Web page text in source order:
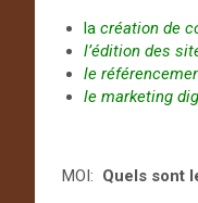
la création de
l’édition des
le
le marketing
MOI: Quels sont